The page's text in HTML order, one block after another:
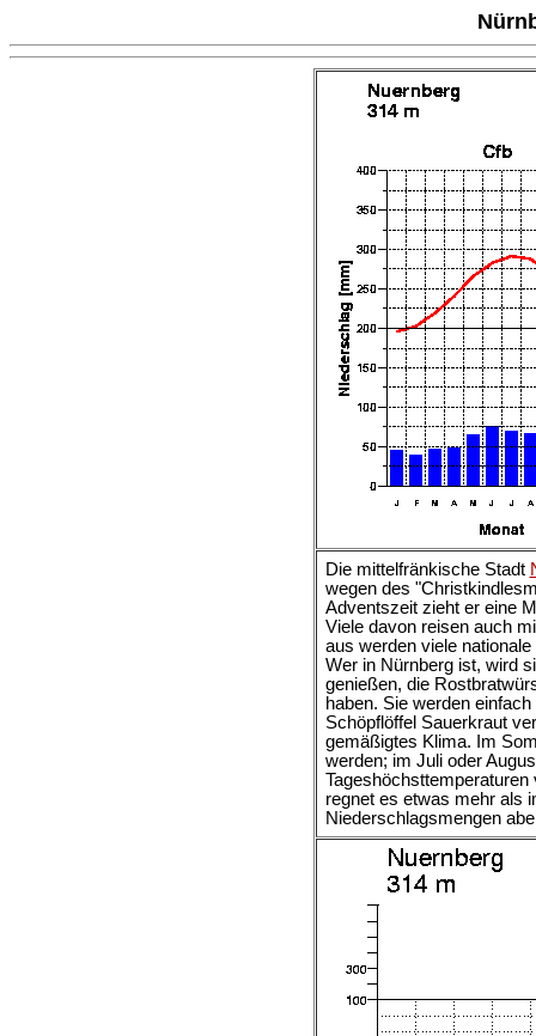
Die mittelfränkische Stadt
wegen des
Adventszeit zieht er eine
Viele davon reisen auch
aus werden viele
Wer in Nürnberg ist, wird
genießen, die
haben. Sie werden
Schöpflöffel Sauerkraut
gemäßigtes Klima. Im
werden; im Juli oder
regnet es etwas mehr als
Niederschlagsmengen